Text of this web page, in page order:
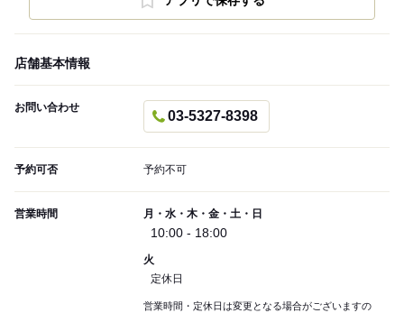
店舗基本情報
お問い合わせ
03-5327-8398
予約可否 予約不可
営業時間 月・水・木・金・土・日
10:00 - 18:00
火
定休日
営業時間・定休日は変更となる場合がございますの